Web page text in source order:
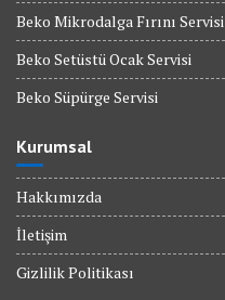
Beko Mikrodalga Fırını Servisi
Beko Setüstü Ocak Servisi
Beko Süpürge Servisi
Kurumsal
Hakkımızda
İletişim
Gizlilik Politikası